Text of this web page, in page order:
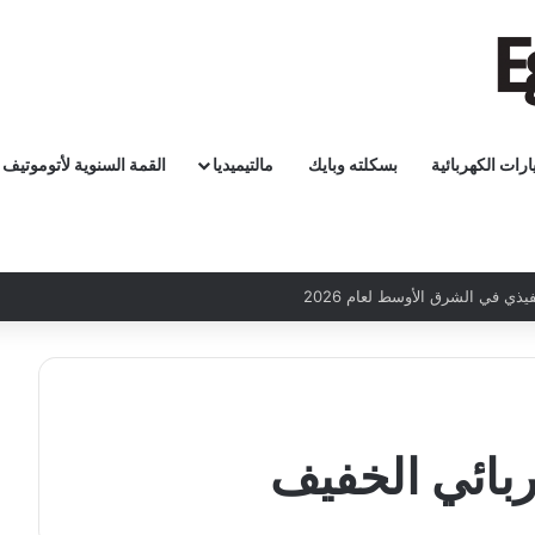
الكهربائية بسكلته وبايك مالتيميديا القمة السنوية لأتوموتيف
الخفيف